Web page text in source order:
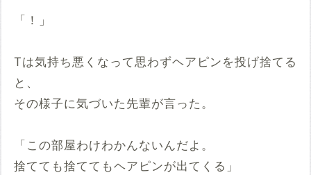
「！」
Tは気持ち悪くなって思わずヘアピンを投げ捨てる
と、
その様子に気づいた先輩が言った。
「この部屋わけわかんないんだよ。
捨てても捨ててもヘアピンが出てくる」